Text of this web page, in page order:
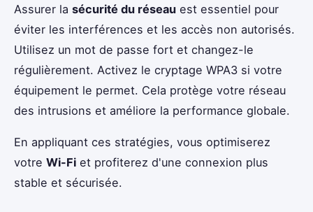
Assurer la sécurité du réseau est essentiel pour
éviter les interférences et les accès non autorisés.
Utilisez un mot de passe fort et changez-le
régulièrement. Activez le cryptage WPA3 si votre
équipement le permet. Cela protège votre réseau
des intrusions et améliore la performance globale.
En appliquant ces stratégies, vous optimiserez
votre Wi-Fi et profiterez d'une connexion plus
stable et sécurisée.